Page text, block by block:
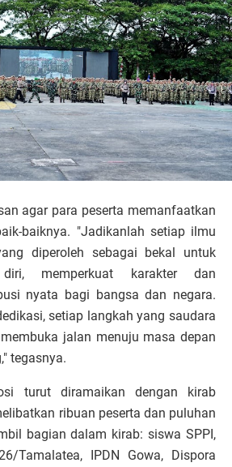
agar para peserta memanfaatkan
baiknya. "Jadikanlah setiap ilmu
diperoleh sebagai bekal untuk
diri, memperkuat karakter dan
nyata bagi bangsa dan negara.
setiap langkah yang saudara
jalan menuju masa depan
tegasnya.
turut diramaikan dengan kirab
ribuan peserta dan puluhan
bagian dalam kirab: siswa SPPI,
Tamalatea, IPDN Gowa, Dispora